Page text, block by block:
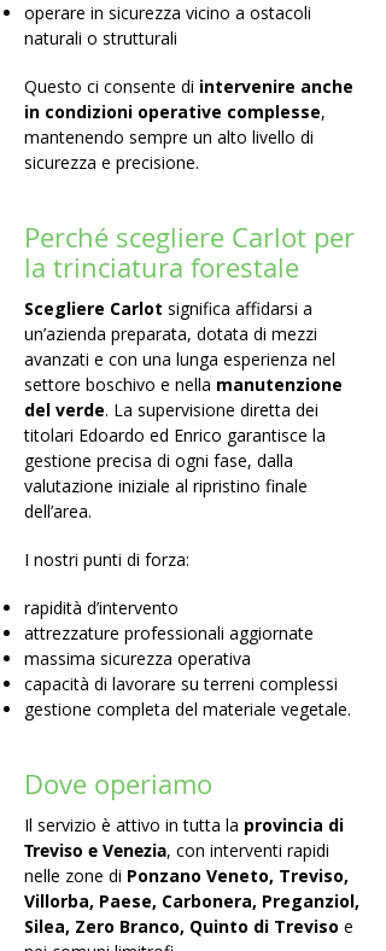
operare in sicurezza vicino a ostacoli
naturali o strutturali
Questo ci consente di intervenire anche
in condizioni operative complesse,
mantenendo sempre un alto livello di
sicurezza e precisione.
Perché scegliere Carlot per
la trinciatura forestale
Scegliere Carlot significa affidarsi a
un’azienda preparata, dotata di mezzi
avanzati e con una lunga esperienza nel
settore boschivo e nella manutenzione
del verde. La supervisione diretta dei
titolari Edoardo ed Enrico garantisce la
gestione precisa di ogni fase, dalla
valutazione iniziale al ripristino finale
dell’area.
I nostri punti di forza:
rapidità d’intervento
attrezzature professionali aggiornate
massima sicurezza operativa
capacità di lavorare su terreni complessi
gestione completa del materiale vegetale.
Dove operiamo
Il servizio è attivo in tutta la provincia di
Treviso e Venezia, con interventi rapidi
nelle zone di Ponzano Veneto, Treviso,
Villorba, Paese, Carbonera, Preganziol,
Silea, Zero Branco, Quinto di Treviso e